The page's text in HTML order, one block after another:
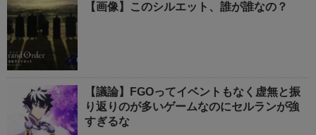
【画像】このシルエット、誰が誰なの？
【議論】FGOってイベントもなく虚無と振
り返りのが多いゲームなのにセルランが強
すぎるな